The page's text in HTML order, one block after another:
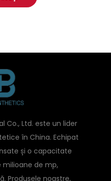
Co., Ltd. este un lider
în China. Echipat
și o capacitate
milioane de mp,
Produsele noastre,